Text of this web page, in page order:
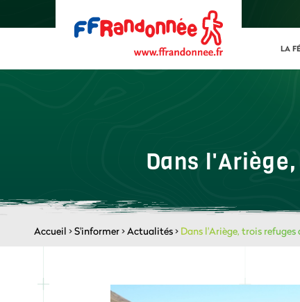
LA
Dans
Accueil >S'informer>Actualités> Dans l'Ariège, trois